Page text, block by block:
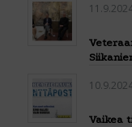
Vaikea